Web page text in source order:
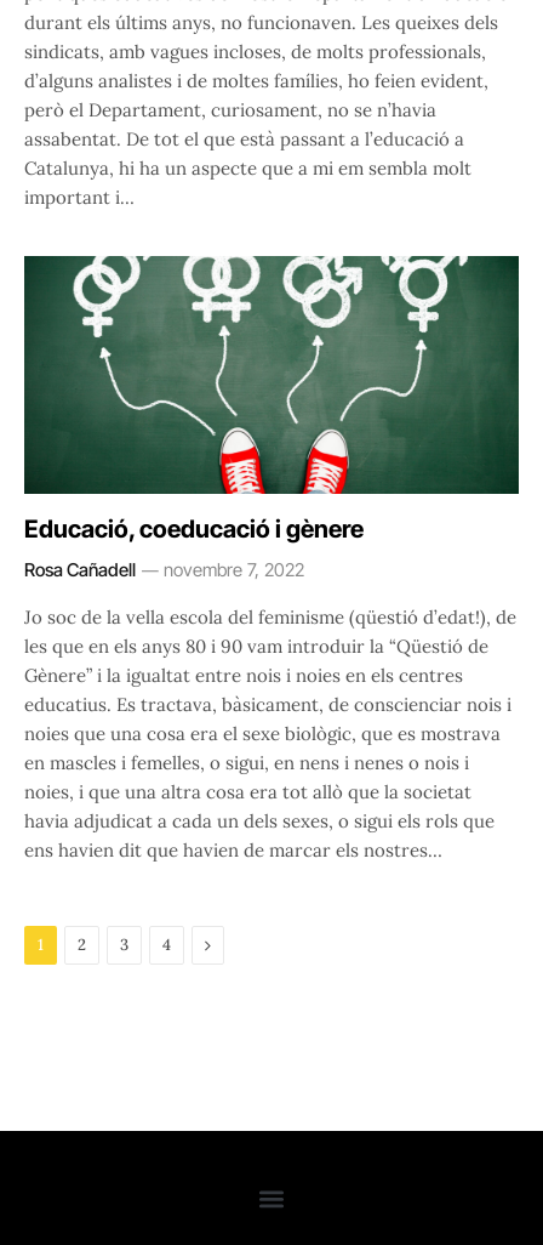
durant els últims anys, no funcionaven. Les queixes dels
sindicats, amb vagues incloses, de molts professionals,
d’alguns analistes i de moltes famílies, ho feien evident,
però el Departament, curiosament, no se n’havia
assabentat. De tot el que està passant a l’educació a
Catalunya, hi ha un aspecte que a mi em sembla molt
important i…
Educació, coeducació i gènere
Rosa Cañadell novembre 7, 2022
Jo soc de la vella escola del feminisme (qüestió d’edat!), de
les que en els anys 80 i 90 vam introduir la “Qüestió de
Gènere” i la igualtat entre nois i noies en els centres
educatius. Es tractava, bàsicament, de conscienciar nois i
noies que una cosa era el sexe biològic, que es mostrava
en mascles i femelles, o sigui, en nens i nenes o nois i
noies, i que una altra cosa era tot allò que la societat
havia adjudicat a cada un dels sexes, o sigui els rols que
ens havien dit que havien de marcar els nostres…
1 2 3 4 Next